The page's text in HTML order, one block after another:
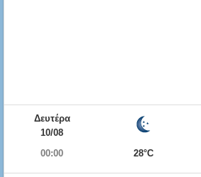
Δευτέρα
10/08
00:00
28°C